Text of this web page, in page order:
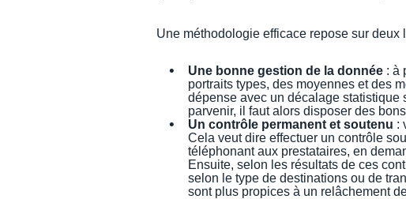
Une méthodologie efficace repose sur deux
Une bonne gestion de la donnée : à
portraits types, des moyennes et des
dépense avec un décalage statistique
parvenir, il faut alors disposer des
Un contrôle permanent et soutenu :
Cela veut dire effectuer un contrôle
téléphonant aux prestataires, en
Ensuite, selon les résultats de ces
selon le type de destinations ou de
sont plus propices à un relâchement